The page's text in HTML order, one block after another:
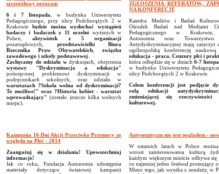
szczegółowy program
6 i 7 listopada , w budynku Uniwersytetu
Pedagogicznego, przy ulicy Podchorążych 2 w
Krakowie będzie można wysłuchać wystąpień
badaczy i badaczek z 11 uczelni wyższych w
Polsce,aktywistek z 5 organizacji
pozarządowych, przedstawicielki Biura
Rzecznika Praw Obywatelskich ,związku
zawodowego i szkoły podstawowej
Zachęcamy do udziału wdyskusjach, obejrzenia
wystawy "Dyskryminacja a edukacja"
poświęconej problemowi dyskryminacji w
podręcznikach szkolnych, oraz udziału w
warsztatach ?Szkoła wolna od dyskryminacji?
To możliwe!" oraz ?Historia kobiet - warsztat
wprowadzający" (zostało jeszcze kilka wolnych
miejsc).
ZGŁOSZENIA REFERATÓW,
NA KONFERECJĘ
Katedra Mediów i Badań
Ośrodek Badań nad Mediami
Pedagogicznego w Krakowie,
Autonomia oraz Towarzystwo
Antydyskryminacyjnej mają zaszczyt
ogólnopolską konferencję
edukacja - praca. Cenzury płci i
która odbędzie się w dniach 6-7
w budynku Uniwersytetu
ulicy Podchorążych 2 w Krakowie.
Celem konferencji jest podjęcie
rolą edukacji
zmieniającej się rzeczywistości
kulturowej.
Kampania 16 Dni Akcji Przeciwko Przemocy ze
względu na Płeć - 2014
Zaangażuj się w działania! Upowszechniaj
informacje!
Jak co roku, Fundacja Autonomia udostępnia
materiały dotyczące światowej kampanii
Antysemityzm nie jest poglądem -
W ostatnich latach w Polsce można
wzrost zainteresowania kulturą
każdym większym mieście odbywa
co najmniej jeden festiwal promujący
Mimo tego, jak wynika z sondaży, w